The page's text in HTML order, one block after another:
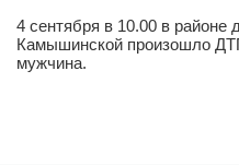
4 сентября в 10.00 в
Камышинской произошло
мужчина.